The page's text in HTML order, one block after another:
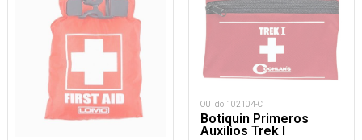
OUTdoi102104-C
Botiquin Primeros
Auxilios Trek I